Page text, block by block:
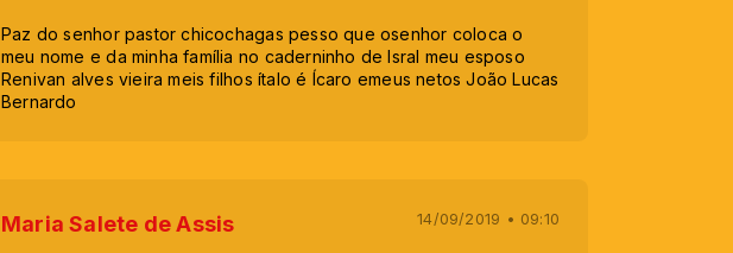
Paz do senhor pastor chicochagas pesso que osenhor coloca o
meu nome e da minha família no caderninho de Isral meu esposo
Renivan alves vieira meis filhos ítalo é Ícaro emeus netos João Lucas
Bernardo
Maria Salete de Assis 14/09/2019 • 09:10